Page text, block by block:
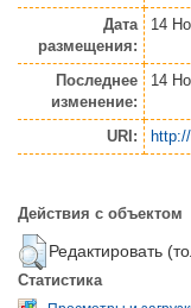
Дата
размещения:
14
Последнее
изменение:
14
URI:
Действия с объектом
Редактировать
Статистика